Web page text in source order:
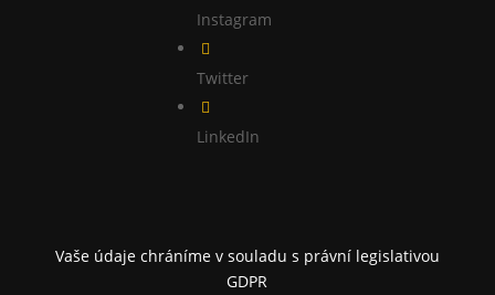
Instagram

Twitter

LinkedIn
Vaše údaje chráníme v souladu s právní legislativou
GDPR